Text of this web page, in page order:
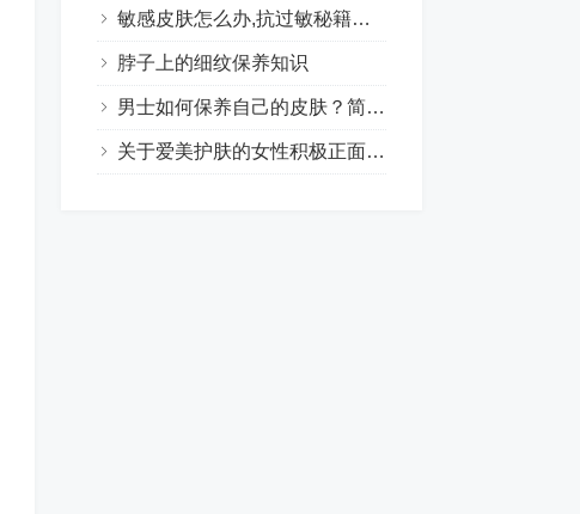
敏感皮肤怎么办,抗过敏秘籍大集合
脖子上的细纹保养知识
男士如何保养自己的皮肤？简单的护肤让男士肌肤水嫩有光泽
关于爱美护肤的女性积极正面句子合集（24句）